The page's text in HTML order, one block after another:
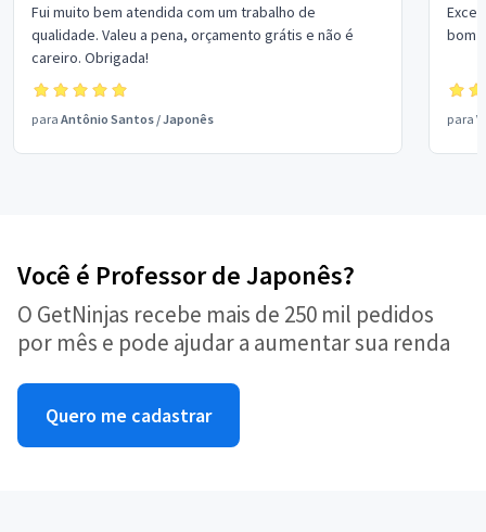
Fui muito bem atendida com um trabalho de
qualidade. Valeu a pena, orçamento grátis e não é
careiro. Obrigada!
para Antônio Santos /Japonês
bom
para
Você é Professor de Japonês?
O GetNinjas recebe mais de 250 mil pedidos
por mês e pode ajudar a aumentar sua renda
Quero me cadastrar